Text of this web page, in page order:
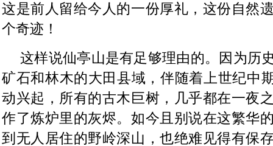
这是前人留给今人的一份厚礼，这份自然
个奇迹！
这样说仙亭山是有足够理由的。因为历
矿石和林木的大田县域，伴随着上世纪中
动兴起，所有的古木巨树，几乎都在一夜
作了炼炉里的灰烬。如今且别说在这繁华
到无人居住的野岭深山，也绝难见得有保